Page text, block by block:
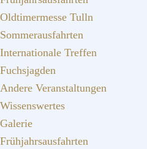
Oldtimermesse Tulln
Sommerausfahrten
Internationale Treffen
Fuchsjagden
Andere Veranstaltungen
Wissenswertes
Galerie
Frühjahrsausfahrten